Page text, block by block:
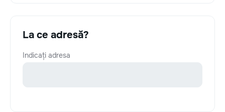
La ce adresă?
Indicați adresa